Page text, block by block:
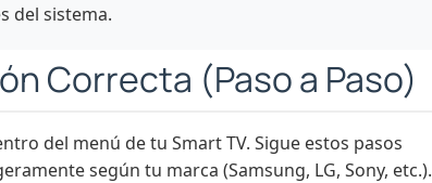
del sistema.
Correcta (Paso a Paso)
del menú de tu Smart TV. Sigue estos pasos
según tu marca (Samsung, LG, Sony, etc.).